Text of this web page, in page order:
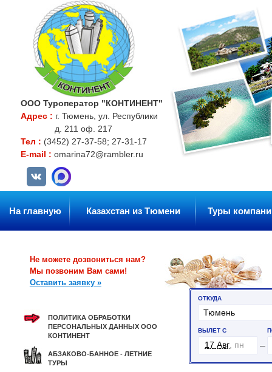
ООО Туроператор "КОНТИНЕНТ"
Адрес : г. Тюмень, ул. Республики
д. 211 оф. 217
Тел : (3452) 27-37-58; 27-31-17
E-mail : omarina72@rambler.ru
На главную Казахстан из Тюмени Туры
Не можете дозвониться нам?
Мы позвоним Вам сами!
Оставить заявку »
ПОЛИТИКА ОБРАБОТКИ
ПЕРСОНАЛЬНЫХ ДАННЫХ ООО
КОНТИНЕНТ
АБЗАКОВО-БАННОЕ - ЛЕТНИЕ
ТУРЫ